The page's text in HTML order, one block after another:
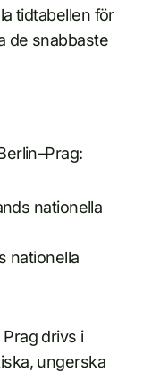
tidtabellen för
de snabbaste
nationella
nationella
drivs i
ungerska